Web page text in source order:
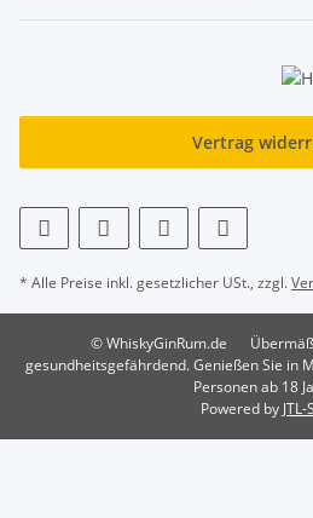
Vertrag
* Alle Preise inkl. gesetzlicher USt., zzgl.
© WhiskyGinRum.de
gesundheitsgefährdend. Genießen Sie in
Personen ab 18
Powered by